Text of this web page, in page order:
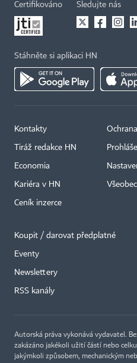
Certifikováno Sledujte nás
Stáhněte si aplikaci HN
Kontakty
Tiráž redakce HN
Economia
Kariéra v HN
Ceník inzerce
Koupit / darovat předplatné
Eventy
Newslettery
RSS kanály
Autorská práva vykonává vydavatel.
zakázáno jakékoli užití částí nebo
jakýmkoli způsobem, mechanickým